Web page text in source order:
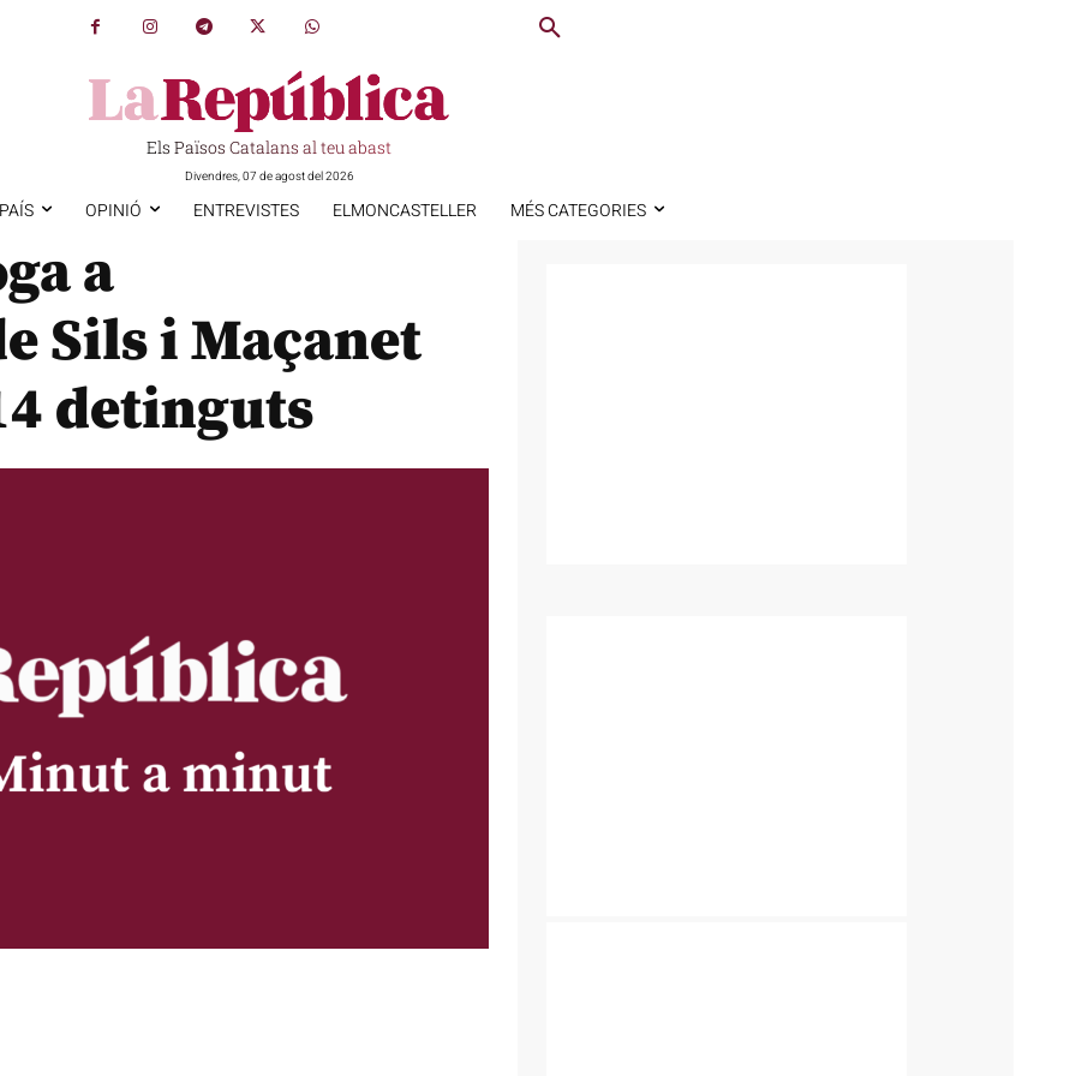
Els Països Catalans al teu abast
Divendres, 07 de agost del 2026
OPINIÓ ENTREVISTES ELMONCASTELLER MÉS CATEGORIES
a
Sils i Maçanet
detinguts